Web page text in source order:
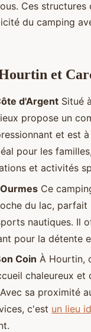
Ces structures
du camping
et
d'Argent Situé
propose un
et est
pour les
et activités
Ce
du lac, parfait
nautiques. Il
pour la détente
Coin À Hourtin,
chaleureux et
sa proximité
c'est un lieu